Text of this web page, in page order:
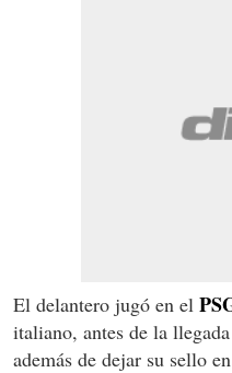
El delantero jugó en el
italiano, antes de la
además de dejar su sello